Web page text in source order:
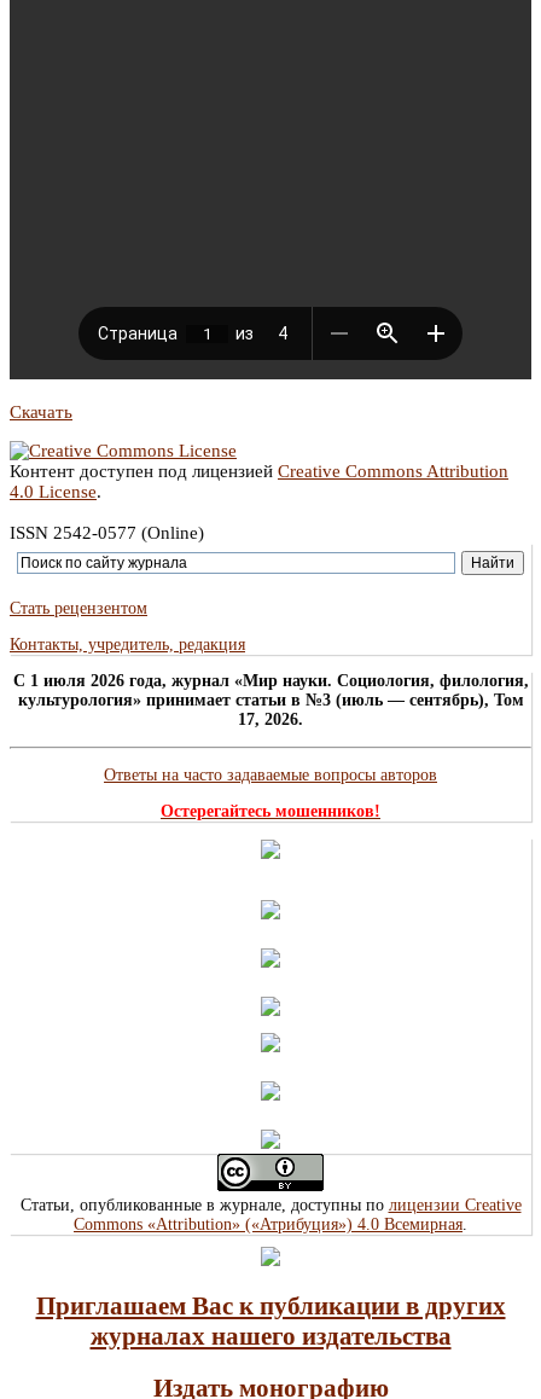
Скачать
Контент доступен под лицензией Creative Commons Attribution
4.0 License.
ISSN 2542-0577 (Online)
Стать рецензентом
Контакты, учредитель, редакция
C 1 июля 2026 года, журнал «Мир науки. Социология, филология,
культурология» принимает статьи в №3 (июль — сентябрь), Том
17, 2026.
Ответы на часто задаваемые вопросы авторов
Остерегайтесь мошенников!
Статьи, опубликованные в журнале, доступны по лицензии Creative
Commons «Attribution» («Атрибуция») 4.0 Всемирная
Приглашаем Вас к публикации в других
журналах нашего издательства
Издать монографию